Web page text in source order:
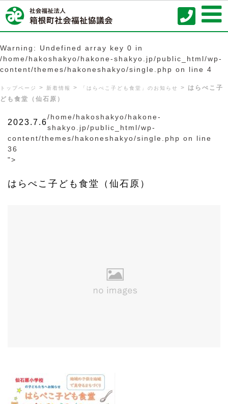
Warning : Undefined array key 0 in
/home/hakoshakyo/hakone-shakyo.jp/public_html/wp-
content/themes/hakoneshakyo/single.php on line 4
トップページ 新着情報 「はらぺこ子ども食堂」のお知らせ
はらぺこ子
ども食堂（仙石原）
2023.7.6
/home/hakoshakyo/hakone-
shakyo.jp/public_html/wp-
content/themes/hakoneshakyo/single.php on line
36
">
はらぺこ子ども食堂（仙石原）